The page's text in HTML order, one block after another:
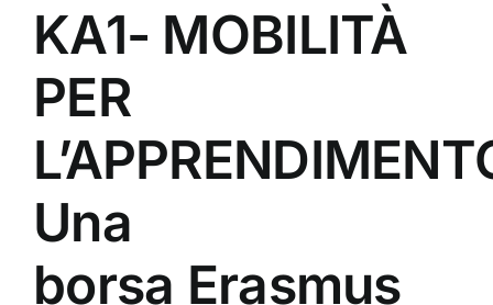
KA1- MOBILITÀ
PER
Una
borsa Erasmus